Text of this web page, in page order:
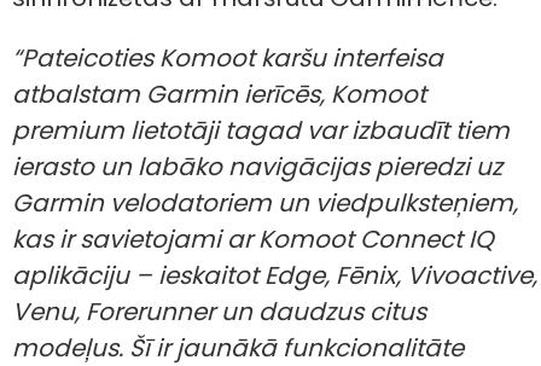
“Pateicoties Komoot karšu interfeisa
atbalstam Garmin ierīcēs, Komoot
premium lietotāji tagad var izbaudīt tiem
ierasto un labāko navigācijas pieredzi uz
Garmin velodatoriem un viedpulksteņiem,
kas ir savietojami ar Komoot Connect IQ
aplikāciju – ieskaitot Edge, Fēnix, Vivoactive,
Venu, Forerunner un daudzus citus
modeļus. Šī ir jaunākā funkcionalitāte